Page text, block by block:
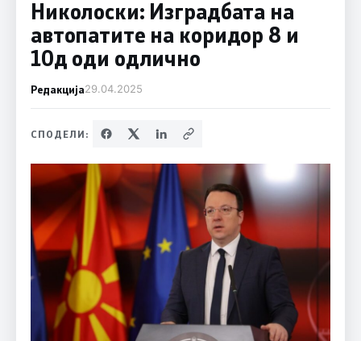
Николоски: Изградбата на
автопатите на коридор 8 и
10д оди одличнo
Редакција29.04.2025
СПОДЕЛИ: